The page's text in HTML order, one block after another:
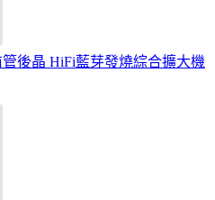
管後晶 HiFi藍芽發燒綜合擴大機